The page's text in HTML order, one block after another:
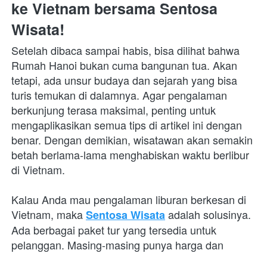
ke Vietnam bersama Sentosa
Wisata!
Setelah dibaca sampai habis, bisa dilihat bahwa
Rumah Hanoi bukan cuma bangunan tua. Akan
tetapi, ada unsur budaya dan sejarah yang bisa
turis temukan di dalamnya. Agar pengalaman
berkunjung terasa maksimal, penting untuk
mengaplikasikan semua tips di artikel ini dengan
benar. Dengan demikian, wisatawan akan semakin
betah berlama-lama menghabiskan waktu berlibur
di Vietnam.
Kalau Anda mau pengalaman liburan berkesan di
Vietnam, maka Sentosa Wisata adalah solusinya.
Ada berbagai paket tur yang tersedia untuk
pelanggan. Masing-masing punya harga dan